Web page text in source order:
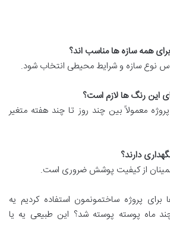
همه سازه ها مناسب اند؟
نوع سازه و شرایط محیطی انتخاب شود.
این رنگ ها لازم است؟
معمولاً بین چند روز تا چند هفته متغیر
دارند؟
از کیفیت پوشش ضروری است.
پروژه ساختمونمون استفاده کردیم یه
ماه پوسته پوسته شد؟ این طبیعی یه یا